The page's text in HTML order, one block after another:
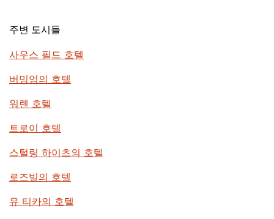
주변 도시들
사우스 필드 호텔
버밍엄의 호텔
워렌 호텔
트로이 호텔
스털링 하이츠의 호텔
로즈빌의 호텔
유 티카의 호텔